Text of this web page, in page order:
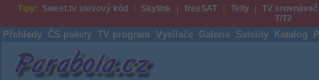
Tipy: Sweet.tv slevový kód Skylink freeSAT Telly
TV srovnávač
T/T2
Přehledy ČS pakety TV program Vysílače Galerie Satelity Katalog
Parabola.cz